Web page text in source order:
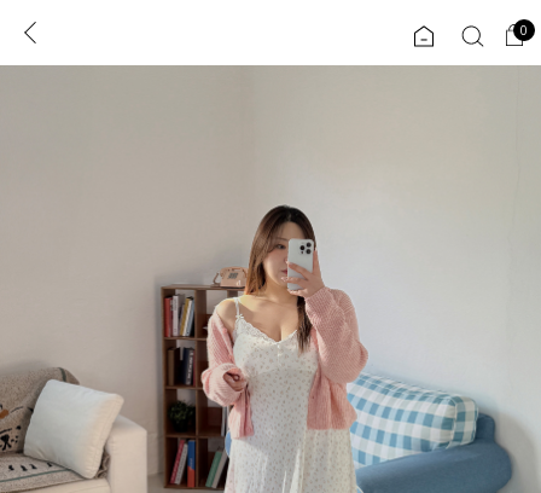
로그인 0
플러스핏
인플루언서 pick!
신상 5%
베스트
ALL
익스클루시브
아우터
티셔츠
0